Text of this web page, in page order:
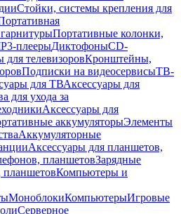
Стойки, системы крепления для
Портативные колонки,
плеерыДиктофоныCD-
для телевизоровКронштейны,
Подписки на видеосервисыТВ-
для ТВАксессуары для
для ухода за
Аксессуары для
аккумуляторыЭлементы
Аккумуляторные
Аксессуары для планшетов,
планшетовЗарядные
планшетовКомпьютеры и
МоноблокиКомпьютерыИгровые
Серверное